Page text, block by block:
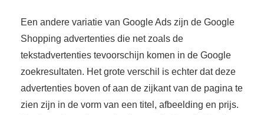
Een andere variatie van Google Ads zijn de Google
Shopping advertenties die net zoals de
tekstadvertenties tevoorschijn komen in de Google
zoekresultaten. Het grote verschil is echter dat deze
advertenties boven of aan de zijkant van de pagina te
zien zijn in de vorm van een titel, afbeelding en prijs.